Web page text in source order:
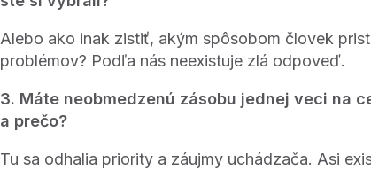
Alebo ako inak zistiť, akým spôsobom človek
problémov? Podľa nás neexistuje zlá odpoveď.
3. Máte neobmedzenú zásobu jednej veci na
a prečo?
Tu sa odhalia priority a záujmy uchádzača. Asi